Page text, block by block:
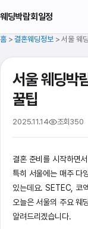
웨딩박람회일정
홈>결혼웨딩정보>서울 웨
서울 웨딩박
꿀팁
2025.11.14 조회 350
결혼 준비를 시작하면
특히 서울에는 매주 다
있는데요. SETEC, 코
오늘은 서울의 주요 웨
알려드리겠습니다.